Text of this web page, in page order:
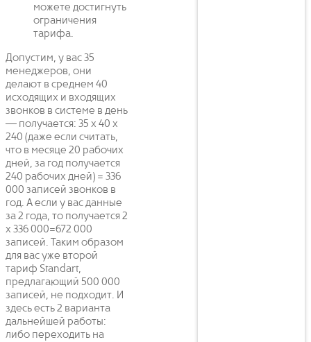
можете достигнуть
ограничения
тарифа.
Допустим, у вас 35
менеджеров, они
делают в среднем 40
исходящих и входящих
звонков в системе в день
— получается: 35 x 40 x
240 (даже если считать,
что в месяце 20 рабочих
дней, за год получается
240 рабочих дней) = 336
000 записей звонков в
год. А если у вас данные
за 2 года, то получается 2
x 336 000=672 000
записей. Таким образом
для вас уже второй
тариф Standart,
предлагающий 500 000
записей, не подходит. И
здесь есть 2 варианта
дальнейшей работы:
либо переходить на